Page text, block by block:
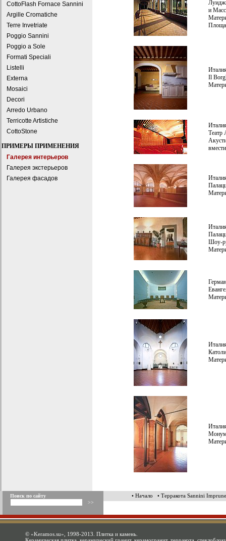
CottoFlash Fornace Sannini
Argille Cromatiche
Terre Invetriate
Poggio Sannini
Poggio a Sole
Formati Speciali
Listelli
Externa
Mosaici
Decori
Arredo Urbano
Terricotte Artistiche
CottoStone
ПРИМЕРЫ ПРИМЕНЕНИЯ
Галерея интерьеров
Галерея экстерьеров
Галерея фасадов
и
Il
Театр
Шоу-
Поиск по сайту • Начало • Терракота Sannini
© «Keramos.su» , 1998-2013. Плитка и камень.